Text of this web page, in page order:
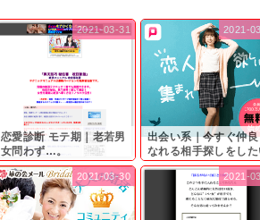
恋愛診断 モテ期｜老若男
女問わず…。
2021-03-31
出会い系｜今すぐ仲
なれる相手探しをした
と...
2021-
2021-03-30 2021-